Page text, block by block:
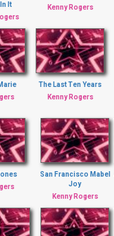
It
Kenny Rogers
The Last Ten Years
Kenny Rogers
San Francisco Mabel
Joy
Kenny Rogers